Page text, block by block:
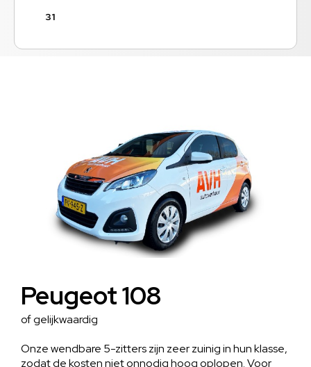
31
Peugeot 108
of gelijkwaardig
Onze wendbare 5-zitters zijn zeer zuinig in hun klasse,
zodat de kosten niet onnodig hoog oplopen. Voor